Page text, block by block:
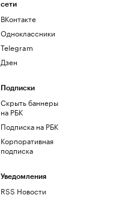
сети
ВКонтакте
Одноклассники
Telegram
Дзен
Подписки
Скрыть баннеры
на РБК
Подписка на РБК
Корпоративная
подписка
Уведомления
RSS Новости